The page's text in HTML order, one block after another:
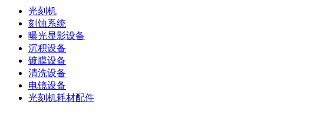
光刻机
刻蚀系统
曝光显影设备
沉积设备
镀膜设备
清洗设备
电镜设备
光刻机耗材配件